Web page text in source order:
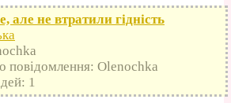
але не втратили гідність
повідомлення: Olenochka
1